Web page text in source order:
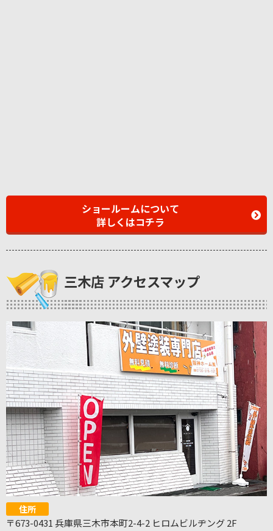
ショールームについて
詳しくはコチラ
三木店 アクセスマップ
住所
〒673-0431 兵庫県三木市本町2-4-2 ヒロムビルヂング 2F